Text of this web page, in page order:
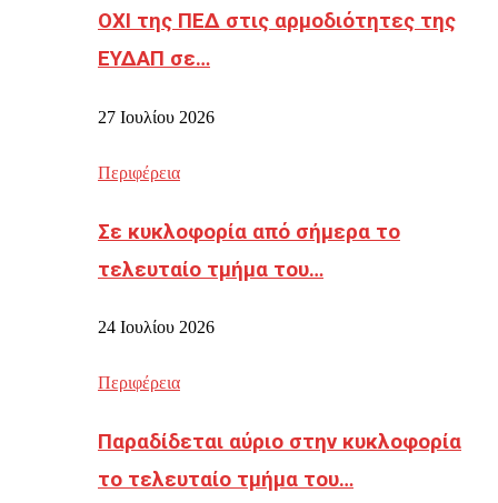
ΟΧΙ της ΠΕΔ στις αρμοδιότητες της
ΕΥΔΑΠ σε…
27 Ιουλίου 2026
Περιφέρεια
Σε κυκλοφορία από σήμερα το
τελευταίο τμήμα του…
24 Ιουλίου 2026
Περιφέρεια
Παραδίδεται αύριο στην κυκλοφορία
το τελευταίο τμήμα του…